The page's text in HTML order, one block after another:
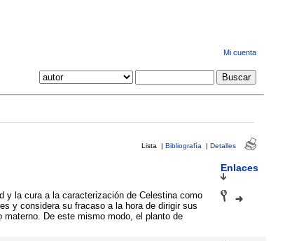
Mi cuenta
Lista | Bibliografía | Detalles
Enlaces
y la cura a la caracterización de Celestina como
y considera su fracaso a la hora de dirigir sus
De este mismo modo, el planto de